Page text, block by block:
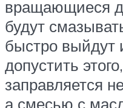
вращающиеся
будут
быстро выйдут
допустить
заправляется
а смесью с